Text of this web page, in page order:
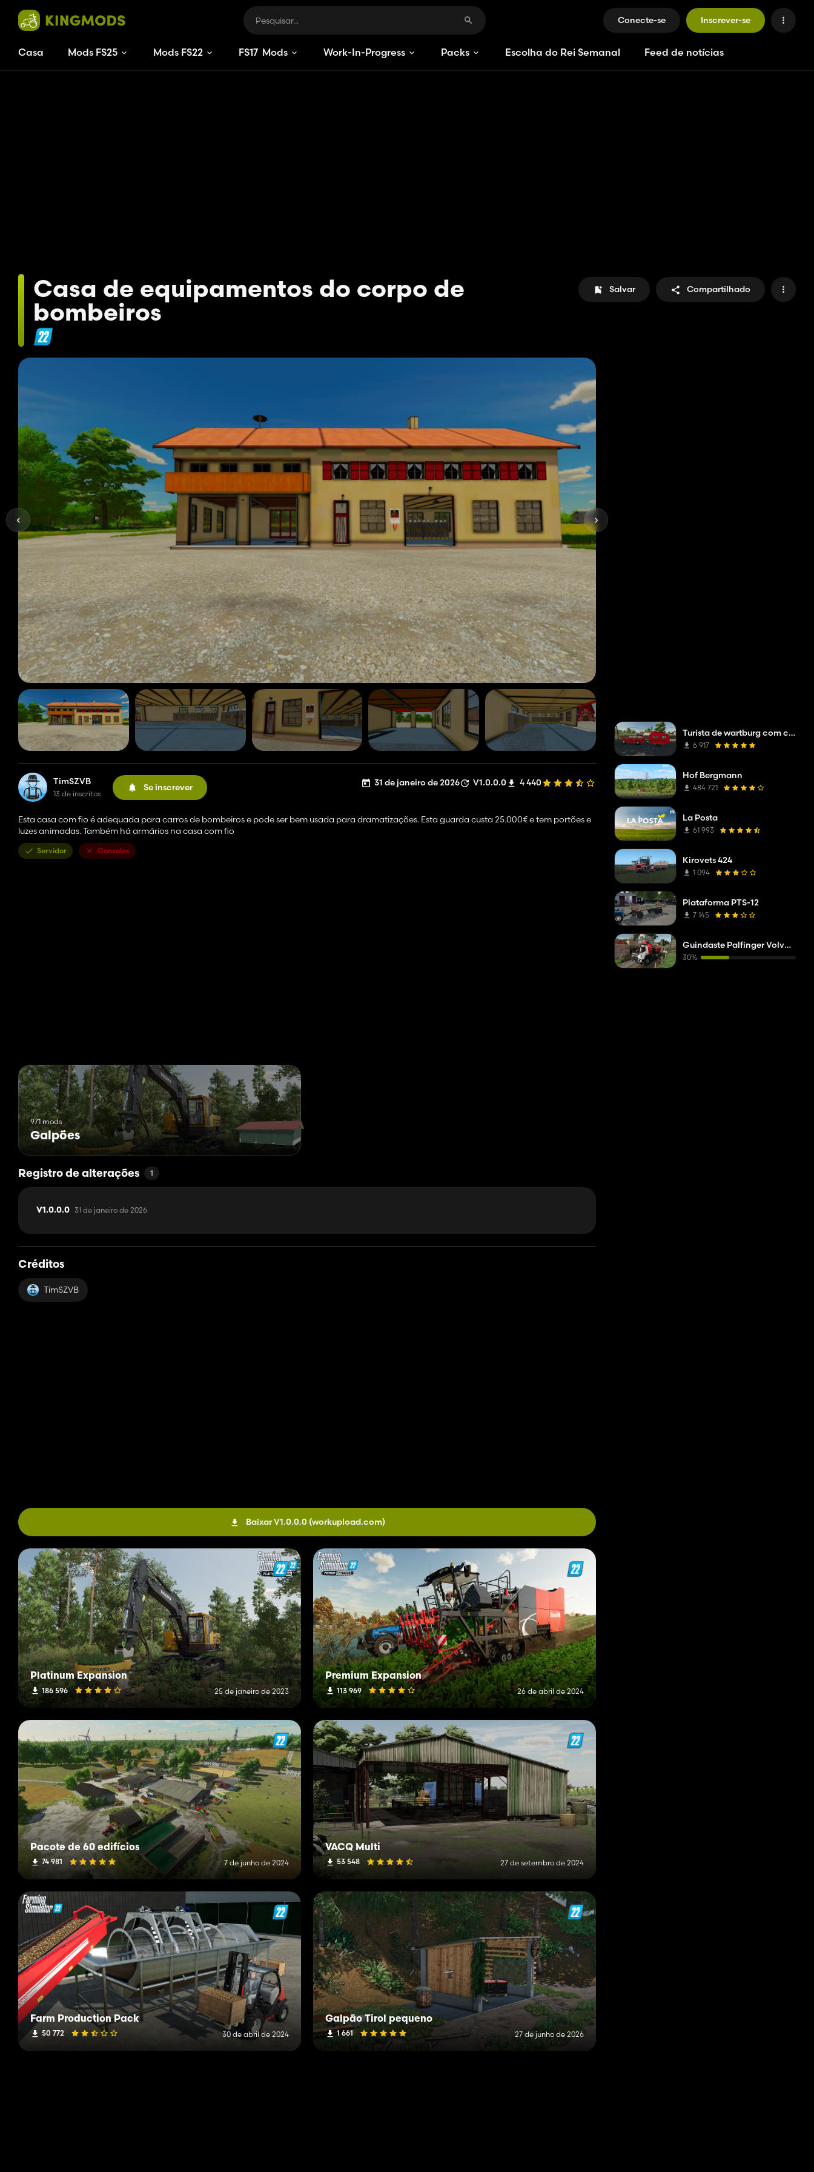
Conecte-se Inscrever-se
Casa Mods FS25 Mods FS22 FS17 Mods Work-In-Progress Packs Escolha do Rei Semanal Feed de notícias
Casa de equipamentos do corpo de
bombeiros
Salvar Compartilhado
TimSZVB
13 de inscritos
Se inscrever 31 de janeiro de 2026 V1.0.0.0 4 440
Esta casa com fio é adequada para carros de bombeiros e pode ser bem usada para dramatizações. Esta guarda custa 25.000€ e tem portões e
luzes animadas. Também há armários na casa com fio
Servidor Consoles
971 mods
Galpões
Registro de alterações 1
V1.0.0.0 31 de janeiro de 2026
Créditos
TimSZVB
Baixar V1.0.0.0 (workupload.com)
Platinum Expansion
186 596 25 de janeiro de 2023
Premium Expansion
113 969 26 de abril de 2024
Pacote de 60 edifícios
74 981 7 de junho de 2024
VACQ Multi
53 548 27 de setembro de 2024
Farm Production Pack
50 772 30 de abril de 2024
Galpão Tirol pequeno
1 661 27 de junho de 2026
Turista de wartburg com caravana
6 917
Hof Bergmann
484 721
La Posta
61 993
Kirovets 424
1 094
Plataforma PTS-12
7 145
Guindaste Palfinger Volvo FMX
30%